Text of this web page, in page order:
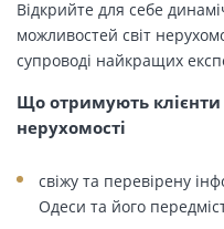
Відкрийте для себе
можливостей світ
супроводі найкращих
Що отримують клієнти
нерухомості
свіжу та перевірену
Одеси та його